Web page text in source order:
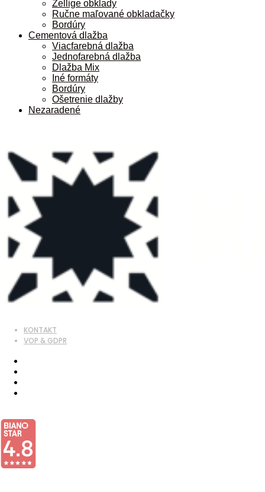
Zellige obklady
Ručne maľované obkladačky
Bordúry
Cementová dlažba
Viacfarebná dlažba
Jednofarebná dlažba
Dlažba Mix
Iné formáty
Bordúry
Ošetrenie dlažby
Nezaradené
KONTAKT
VOP & GDPR